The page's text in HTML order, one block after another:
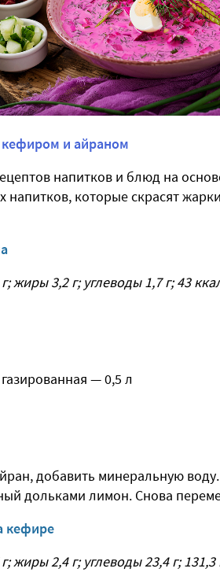
и айраном
напитков и блюд на
которые скрасят
жиры 3,2 г; углеводы 1,7 г; 43
— 0,5 л
добавить минеральную
дольками лимон. Снова
кефире
жиры 2,4 г; углеводы 23,4 г; 131,3